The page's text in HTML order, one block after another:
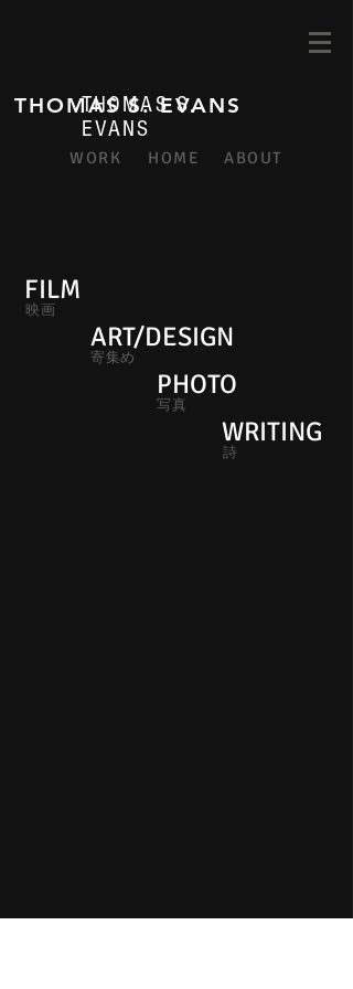
THOMAS S. EVANS
PHOTO
写真
FILM
映画
WRITING
寄集め
ART/DESIGN
詩
THOMAS S.
EVANS
ABOUT
HOME
WORK